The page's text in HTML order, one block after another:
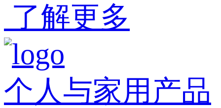
了解更多
个人与家用产品